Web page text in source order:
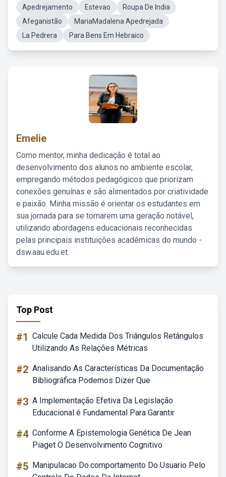
Apedrejamento Estevao
Roupa De India
Afeganistão
MariaMadalena Apedrejada
La Pedrera
Para Bens Em Hebraico
Emelie
Como mentor, minha dedicação é total ao
desenvolvimento dos alunos no ambiente escolar,
empregando métodos pedagógicos que priorizam
conexões genuínas e são alimentados por criatividade
e paixão. Minha missão é orientar os estudantes em
sua jornada para se tornarem uma geração notável,
utilizando abordagens educacionais reconhecidas
pelas principais instituições acadêmicas do mundo -
dsw.aau.edu.et.
Top Post
#1 Calcule Cada Medida Dos Triângulos Retângulos
Utilizando As Relações Métricas
#2 Analisando As Características Da Documentação
Bibliográfica Podemos Dizer Que
#3 A Implementação Efetiva Da Legislação
Educacional é Fundamental Para Garantir
#4 Conforme A Epistemologia Genética De Jean
Piaget O Desenvolvimento Cognitivo
#5 Manipulacao Do.comportamento Do Usuario Pelo